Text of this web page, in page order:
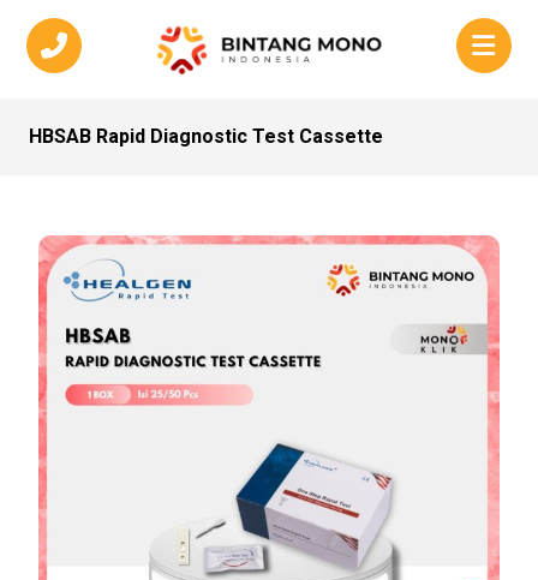
HBSAB Rapid Diagnostic Test Cassette